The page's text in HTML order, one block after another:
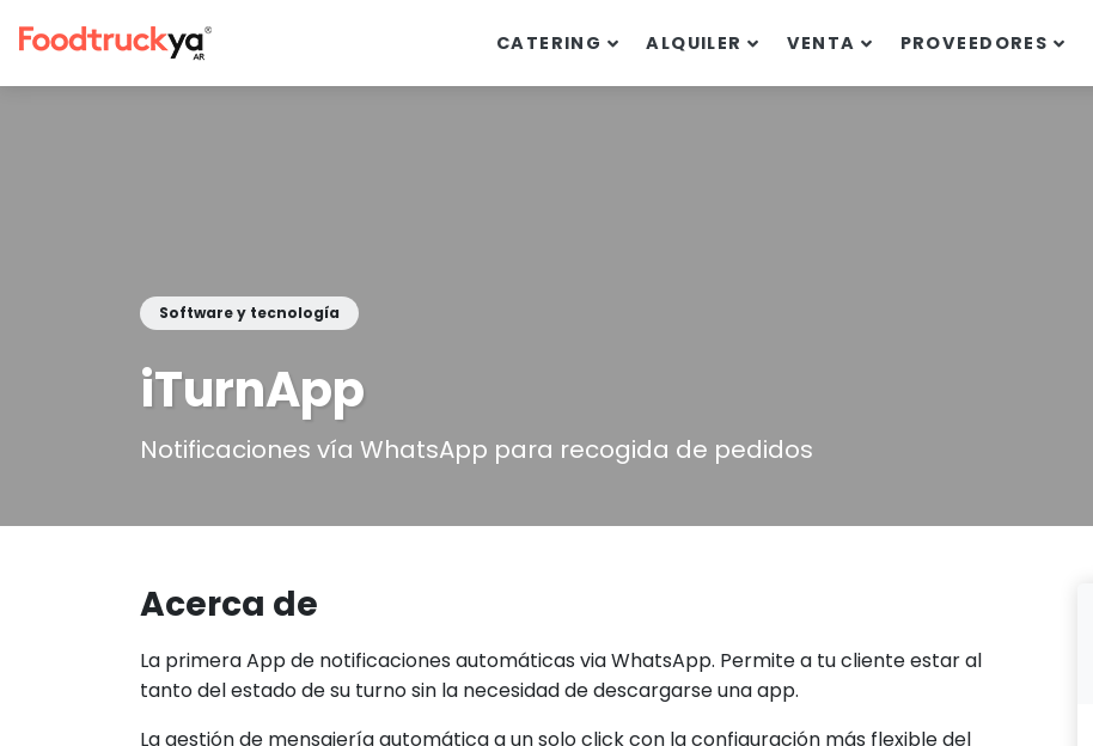
CATERING ALQUILER VENTA PROVEEDORES
Software y tecnología
iTurnApp
Notificaciones vía WhatsApp para recogida de pedidos
Acerca de
La primera App de notificaciones automáticas via WhatsApp. Permite a tu cliente estar al
tanto del estado de su turno sin la necesidad de descargarse una app.
La gestión de mensajería automática a un solo click con la configuración más flexible del